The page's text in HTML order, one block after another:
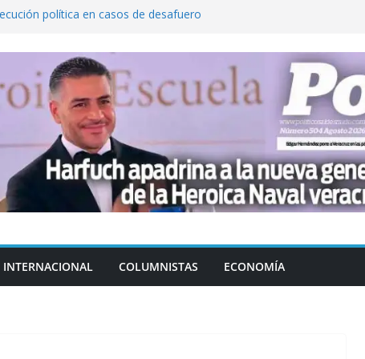
política en casos de desafuero
exgobernador de Guerrero, por
la exportación de aguacate de
Unidos
a escuelas para dejar el esquema
INTERNACIONAL COLUMNISTAS ECONOMÍA